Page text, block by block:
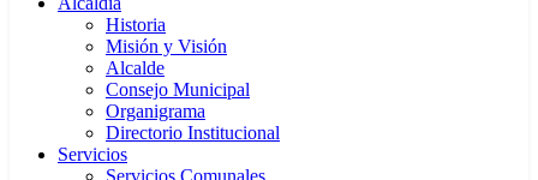
Historia
Misión y Visión
Alcalde
Consejo Municipal
Organigrama
Directorio Institucional
Servicios
Servicios Comunales